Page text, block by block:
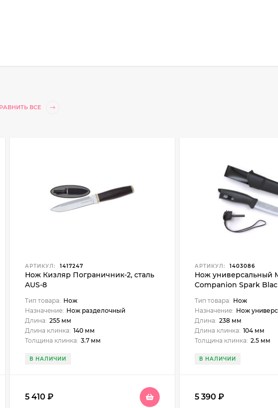
ВСЕ
АРТИКУЛ: 1417247
Нож Кизляр Пограничник-2, сталь
AUS-8
Тип товара: Нож
Назначение: Нож разделочный
Длина: 255 мм
Длина клинка: 140 мм
Толщина клинка: 3.7 мм
В НАЛИЧИИ
5 410₽
АРТИКУЛ: 1403086
Нож универсальный
Companion Spark
Тип товара: Нож
Назначение: Нож
Длина: 238 мм
Длина клинка: 104 мм
Толщина клинка: 2.5 мм
В НАЛИЧИИ
5 390 ₽